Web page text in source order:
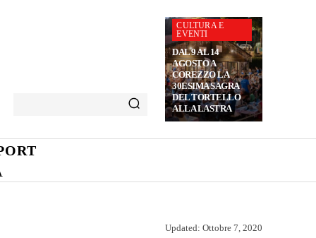
CULTURA E
EVENTI
DAL 9 AL 14
AGOSTO A
COREZZO LA
30ESIMA SAGRA
DEL TORTELLO
ALLA LASTRA
Updated: Ottobre 7, 2020